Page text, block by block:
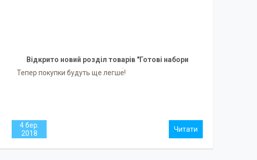
Відкрито новий розділ товарів "Готові набори
силіконових бусін"
Тепер покупки будуть ще легше!
4 бер.
2018